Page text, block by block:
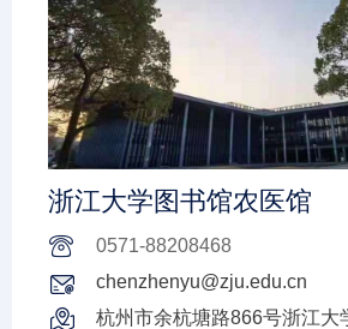
浙江大学图书馆农医馆
0571-88208468
chenzhenyu@zju.edu.cn
杭州市余杭塘路866号浙江大